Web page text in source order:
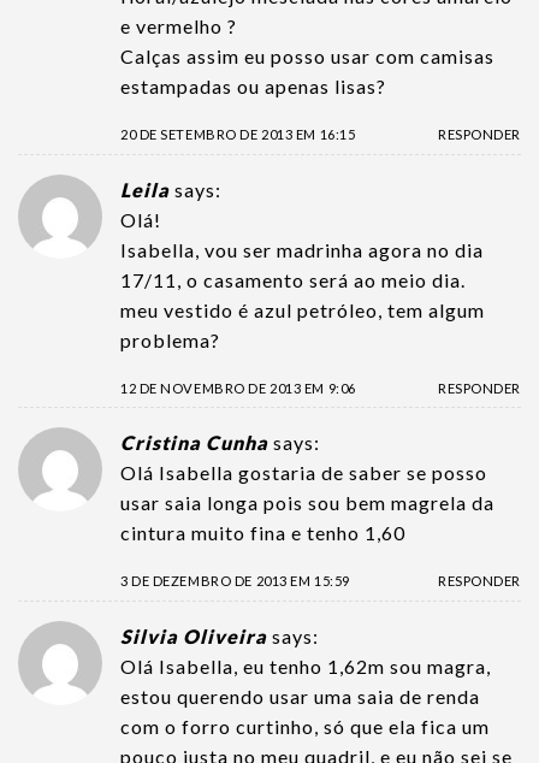
e vermelho ?
Calças assim eu posso usar com camisas
estampadas ou apenas lisas?
20 DE SETEMBRO DE 2013 EM 16:15 RESPONDER
Leila says:
Olá!
Isabella, vou ser madrinha agora no dia
17/11, o casamento será ao meio dia.
meu vestido é azul petróleo, tem algum
problema?
12 DE NOVEMBRO DE 2013 EM 9:06 RESPONDER
Cristina Cunha says:
Olá Isabella gostaria de saber se posso
usar saia longa pois sou bem magrela da
cintura muito fina e tenho 1,60
3 DE DEZEMBRO DE 2013 EM 15:59 RESPONDER
Silvia Oliveira says:
Olá Isabella, eu tenho 1,62m sou magra,
estou querendo usar uma saia de renda
com o forro curtinho, só que ela fica um
pouco justa no meu quadril, e eu não sei se